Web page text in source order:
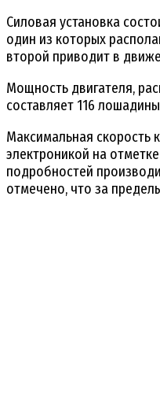
Силовая установка
один из которых
второй приводит в
Мощность двигателя,
составляет 116
Максимальная скорость
электроникой на
подробностей
отмечено, что за